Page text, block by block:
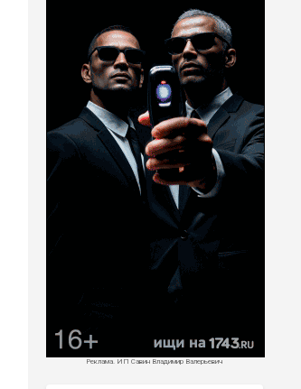
Реклама. ИП Савин Владимир Валерьевич